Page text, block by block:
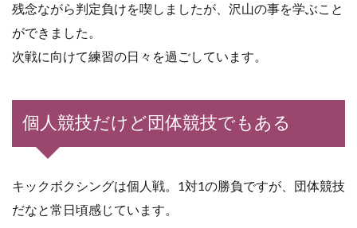
残念ながら判定負けを喫しましたが、沢山の事を学ぶこと
ができました。
次戦に向けて練習の日々を過ごしています。
個人競技だけど団体競技でもある
キックボクシングは個人戦。1対1の勝負ですが、団体競技
だなと常日頃感じています。